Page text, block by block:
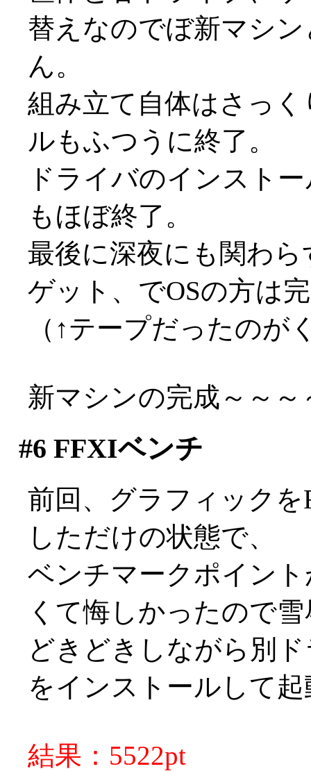
替えなのでぼ新マシ
ん。
組み立て自体はさっ
ルもふつうに終了。
ドライバのインスト
もほぼ終了。
最後に深夜にも関わ
ゲット、でOSの方は
（↑テープだったのが
新マシンの完成～～～
#6 FFXIベンチ
前回、グラフィック
しただけの状態で、
ベンチマークポイン
くて悔しかったので
どきどきしながら別
をインストールして起
結果：5522pt